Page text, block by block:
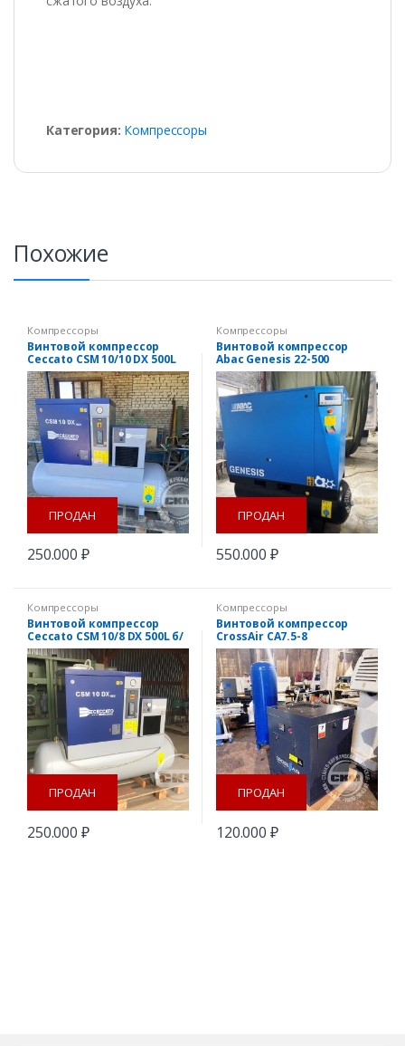
Категория: Компрессоры
Похожие
Компрессоры
Винтовой компрессор
Ceccato CSM 10/10 DX 500L
ПРОДАН
250.000 ₽
Компрессоры
Винтовой компрессор
Abac Genesis 22-500
ПРОДАН
550.000 ₽
Компрессоры
Винтовой компрессор
Ceccato CSM 10/8 DX 500L б/
у
ПРОДАН
250.000 ₽
Компрессоры
Винтовой компрессор
CrossAir CA7.5-8
ПРОДАН
120.000 ₽